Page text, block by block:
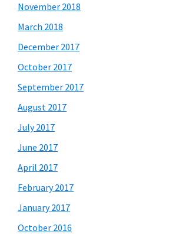
November 2018
March 2018
December 2017
October 2017
September 2017
August 2017
July 2017
June 2017
April 2017
February 2017
January 2017
October 2016